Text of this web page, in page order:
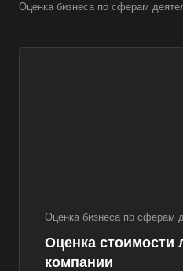
Оценка бизнеса по сферам
Оценка бизнеса по сферам
Оценка стоимости
компании